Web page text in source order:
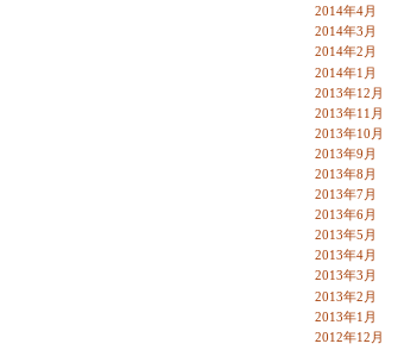
2014年4月
2014年3月
2014年2月
2014年1月
2013年12月
2013年11月
2013年10月
2013年9月
2013年8月
2013年7月
2013年6月
2013年5月
2013年4月
2013年3月
2013年2月
2013年1月
2012年12月